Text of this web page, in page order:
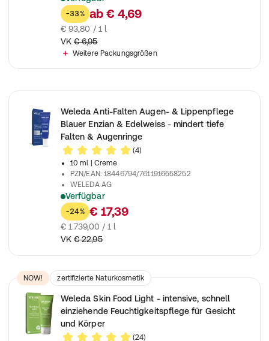
Naturkosmetik Deodorant mit frischem Citrusduft, wirksamer
-33% ab € 4,69
€ 93,80 / 1 l
VK € 6,95
Weitere Packungsgrößen
Weleda Anti-Falten Augen- & Lippenpflege
Blauer Enzian & Edelweiss - mindert tiefe
Falten & Augenringe
(4)
10 ml
| Creme
PZN/EAN:18446794/7611916558252
WELEDA AG
Verfügbar
Natural Anti Aging Naturkosmetik Augencreme reduziert
-24% € 17,39
€ 1.739,00 / 1 l
VK € 22,95
NOW! zertifizierte Naturkosmetik
Weleda Skin Food Light - intensive, schnell
einziehende Feuchtigkeitspflege für Gesicht
und Körper
(24)